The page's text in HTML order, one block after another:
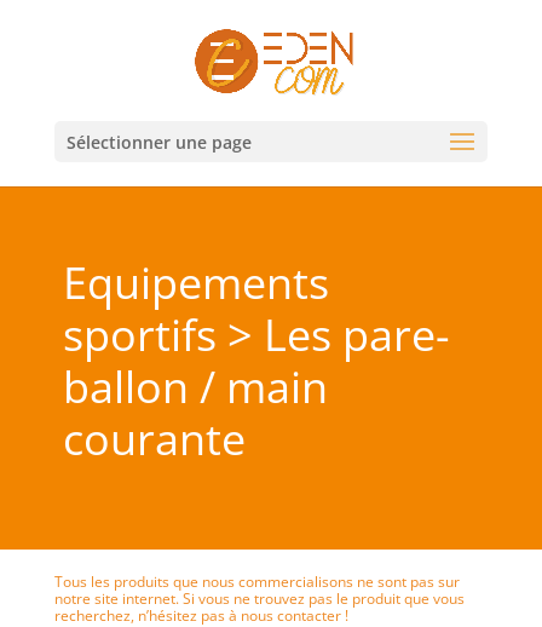
Sélectionner une page
Equipements
sportifs > Les pare-
ballon / main
courante
Tous les produits que nous commercialisons ne sont pas sur
notre site internet. Si vous ne trouvez pas le produit que vous
recherchez, n’hésitez pas à nous contacter !